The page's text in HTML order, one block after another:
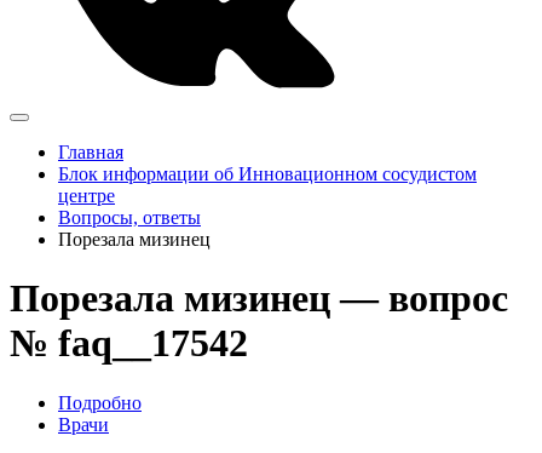
Главная
Блок информации об Инновационном сосудистом
центре
Вопросы, ответы
Порезала мизинец
Порезала мизинец — вопрос
№ faq__17542
Подробно
Врачи